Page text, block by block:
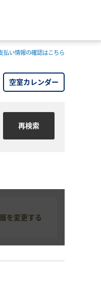
払い情報の確認はこちら
空室カレンダー